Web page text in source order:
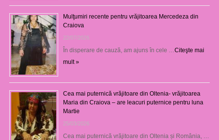
Mulţumiri recente pentru vrăjitoarea Mercedeza din
Craiova
22/07/2026
În disperare de cauză, am ajuns în cele … Citeşte mai
mult »
Cea mai puternică vrăjitoare din Oltenia- vrăjitoarea
Maria din Craiova – are leacuri puternice pentru luna
Martie
25/03/2026
Cea mai puternică vrăjitoare din Oltenia și România, …